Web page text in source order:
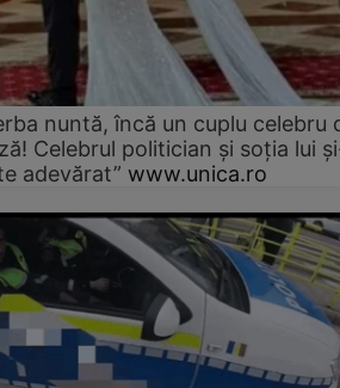
nuntă, încă un cuplu celebru
Celebrul politician și soția lui
adevărat” www.unica.ro